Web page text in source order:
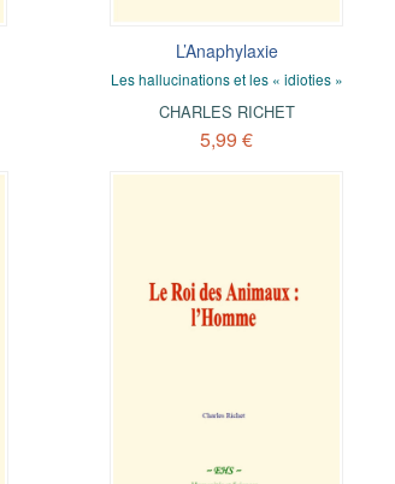
L’Anaphylaxie
Les hallucinations et les « idioties »
CHARLES RICHET
5,99 €